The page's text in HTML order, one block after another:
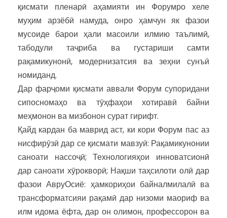
қисмати пленарӣ аҳамияти ин Форумро хеле
муҳим арзёбӣ намуда, онро ҳамчун як фазои
мусоиде барои ҳали масоили илмию таълимӣ,
табодули таҷриба ва густариши самти
рақамикунонӣ, модернизатсия ва зеҳни сунъӣ
номиданд.
Дар фарҷоми қисмати аввали Форум супоридани
сипосномаҳо ва тӯҳфаҳои хотиравӣ байни
меҳмонон ва мизбонон сурат гирифт.
Қайд кардан ба маврид аст, ки кори Форум пас аз
нисфирӯзӣ дар се қисмати мавзуӣ: Рақамикунонии
саноати нассоҷӣ; Технологияҳои инноватсионӣ
дар саноати хӯрокворӣ; Нақши таҳсилоти олӣ дар
фазои АвруОсиё: ҳамкориҳои байналмилалӣ ва
трансформатсияи рақамӣ дар низоми маориф ва
илм идома ёфта, дар он олимон, профессорон ва